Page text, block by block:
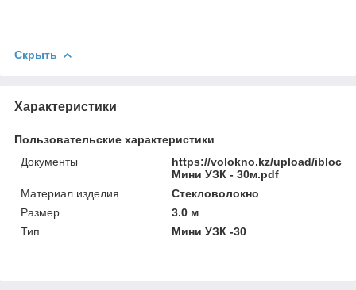
Скрыть
Характеристики
Пользовательские характеристики
Документы
https://volokno.kz/upload/iblock/
Мини УЗК - 30м.pdf
Материал изделия
Стекловолокно
Размер
3.0 м
Тип
Мини УЗК -30